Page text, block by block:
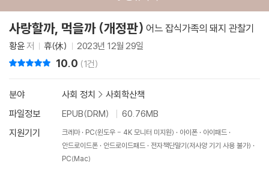
사랑할까, 먹을까 (개정판) 어느 잡식가족의 돼지 관찰기
황윤저 휴(休) 2023년 12월 29일
10.0 (1건)
분야 사회 정치 > 사회학산책
파일정보
EPUB(DRM)
60.76MB
지원기기
크레마 PC(윈도우 - 4K 모니터 미지원) 아이폰
아이패드
안드로이드폰
안드로이드패드
전자책단말기(저사양 기기 사용 불가)
PC(Mac)